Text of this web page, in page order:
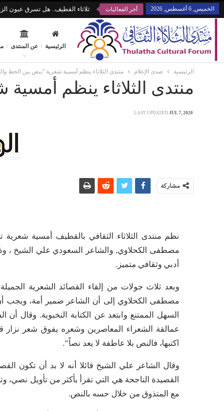
الخميس, 6 أغسطس, 2026 أخر الفعاليات ثلاثاء القطيف.. هل تسرق عيون
الرئيسية عن المنتدى
الرئيسية صدى الإعلام منتدى الثلاثاء ينظم أمسية شعرية “نبض بين الخط
منتدى الثلاثاء ينظم
LAST UPDATED JUL 7, 2020
مشاركة
نظم منتدى الثلاثاء الثقافي بالقطيف أمسية
أدبي وثقافي متميز.
وبعد ثلاث جولات من إلقاء القصائد الشعرية
مصطفى الكحلاوي إلى أن الشاعر ضمير أمة، ويجب
السهل الممتنع وابتعد عن الكتابة النخبوية. وقال
عمالقة الشعراء المعاصرين وشعره يفوق شعر نزار
اكتبها، فالنص بلا عاطفة لا يعد نصاً”.
وقال الشاعر علي الشيخ قائلا أنه لا بد أن تكون
القصيدة الناجحة هي التي تقرأ بأكثر من تأويل
مع المتذوق من خلال حسه بالنص.